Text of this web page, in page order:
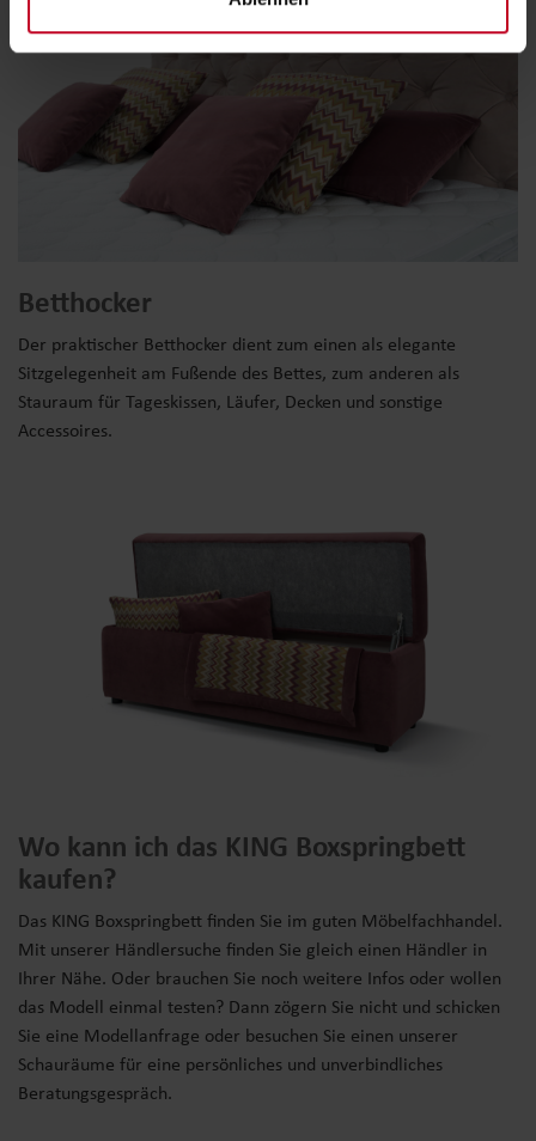
Betthocker
Der praktischer Betthocker dient zum einen als elegante
Sitzgelegenheit am Fußende des Bettes, zum anderen als
Stauraum für Tageskissen, Läufer, Decken und sonstige
Accessoires.
Wo kann ich das KING Boxspringbett
kaufen?
Das KING Boxspringbett finden Sie im guten Möbelfachhandel.
Mit unserer Händlersuche finden Sie gleich einen Händler in
Ihrer Nähe. Oder brauchen Sie noch weitere Infos oder wollen
das Modell einmal testen? Dann zögern Sie nicht und schicken
Sie eine Modellanfrage oder besuchen Sie einen unserer
Schauräume für eine persönliches und unverbindliches
Beratungsgespräch.